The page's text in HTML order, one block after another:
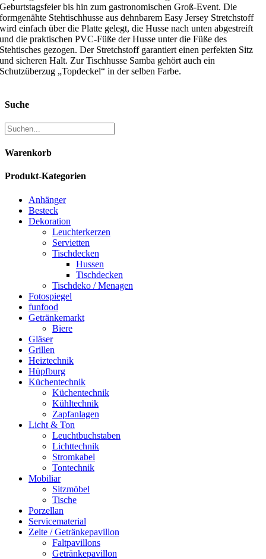
Geburtstagsfeier bis hin zum gastronomischen Groß-Event. Die
formgenähte Stehtischhusse aus dehnbarem Easy Jersey Stretchstoff
wird einfach über die Platte gelegt, die Husse nach unten abgestreift
und die praktischen PVC-Füße der Husse unter die Füße des
Stehtisches gezogen. Der Stretchstoff garantiert einen perfekten Sitz
und sicheren Halt. Zur Tischhusse Samba gehört auch ein
Schutzüberzug „Topdeckel“ in der selben Farbe.
Suche
Warenkorb
Produkt-Kategorien
Anhänger
Besteck
Dekoration
Leuchterkerzen
Servietten
Tischdecken
Hussen
Tischdecken
Tischdeko / Menagen
Fotospiegel
funfood
Getränkemarkt
Biere
Gläser
Grillen
Heiztechnik
Hüpfburg
Küchentechnik
Küchentechnik
Kühltechnik
Zapfanlagen
Licht & Ton
Leuchtbuchstaben
Lichttechnik
Stromkabel
Tontechnik
Mobiliar
Sitzmöbel
Tische
Porzellan
Servicematerial
Zelte / Getränkepavillon
Faltpavillons
Getränkepavillon